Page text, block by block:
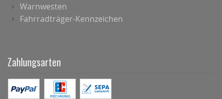
Warnwesten
Fahrradträger-Kennzeichen
Zahlungsarten